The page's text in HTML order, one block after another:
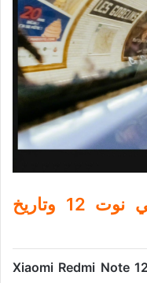
سعر سلسلة هواتف ريدمي نوت 12 وتاريخ
Xiaomi Redmi Note 12